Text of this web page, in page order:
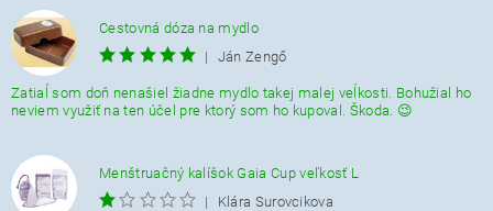
Cestovná dóza na mydlo
|
Ján Zengő
Zatiaĺ som doň nenašiel žiadne mydlo takej malej veĺkosti. Bohužial ho
neviem využiť na ten účel pre ktorý som ho kupoval. Škoda. 😉
Menštruačný kalíšok Gaia Cup veľkosť L
|
Klára Surovcikova